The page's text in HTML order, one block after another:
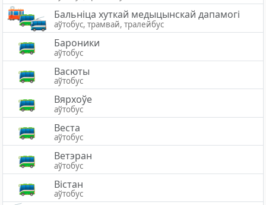
Бальніца хуткай медыцынскай дапамогі
аўтобус, трамвай, тралейбус
Бароники
аўтобус
Васюты
аўтобус
Вярхоўе
аўтобус
Веста
аўтобус
Ветэран
аўтобус
Вістан
аўтобус